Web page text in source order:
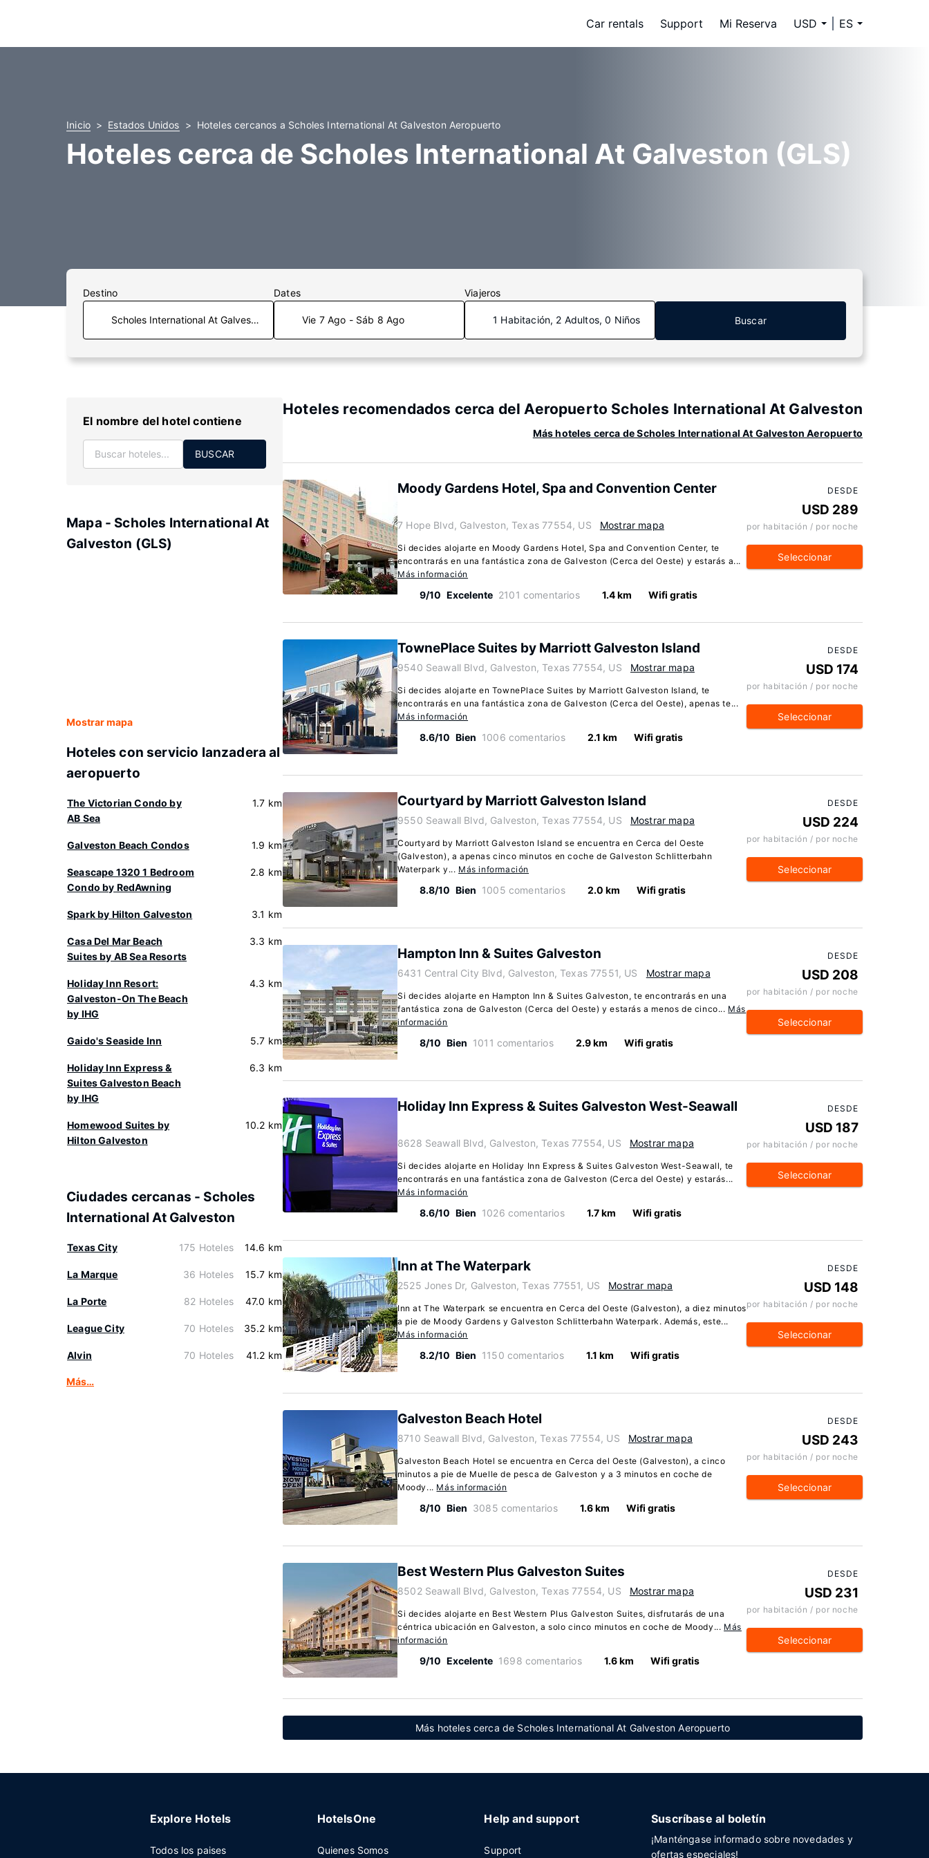
Car rentals Support Mi Reserva USD ES
Inicio Estados Unidos Hoteles cercanos a Scholes International At Galveston Aeropuerto
Hoteles cerca de Scholes International At Galveston (GLS)
Destino Dates
Vie 7 Ago - Sáb 8 Ago
Viajeros
1 Habitación, 2 Adultos, 0 Niños Buscar
El nombre del hotel contiene
BUSCAR
Mapa - Scholes International At
Galveston (GLS)
Mostrar mapa
Hoteles con servicio lanzadera al
aeropuerto
The Victorian Condo by
AB Sea
1.7 km
Galveston Beach Condos 1.9 km
Seascape 1320 1 Bedroom
Condo by RedAwning
2.8 km
Spark by Hilton Galveston 3.1 km
Casa Del Mar Beach
Suites by AB Sea Resorts
3.3 km
Holiday Inn Resort:
Galveston-On The Beach
by IHG
4.3 km
Gaido's Seaside Inn 5.7 km
Holiday Inn Express &
Suites Galveston Beach
by IHG
6.3 km
Homewood Suites by
Hilton Galveston
10.2 km
Ciudades cercanas - Scholes
International At Galveston
Texas City 175 Hoteles 14.6 km
La Marque 36 Hoteles 15.7 km
La Porte 82 Hoteles 47.0 km
League City 70 Hoteles 35.2 km
Alvin 70 Hoteles 41.2 km
Más…
Hoteles recomendados cerca del Aeropuerto Scholes International At Galveston
Más hoteles cerca de Scholes International At Galveston Aeropuerto
Moody Gardens Hotel, Spa and Convention Center
7 Hope Blvd, Galveston, Texas 77554, US Mostrar mapa
Si decides alojarte en Moody Gardens Hotel, Spa and Convention Center, te
encontrarás en una fantástica zona de Galveston (Cerca del Oeste) y estarás a...
Más información
9/10 Excelente 2101 comentarios 1.4 km Wifi gratis
DESDE
USD 289
por habitación / por noche
Seleccionar
TownePlace Suites by Marriott Galveston Island
9540 Seawall Blvd, Galveston, Texas 77554, US Mostrar mapa
Si decides alojarte en TownePlace Suites by Marriott Galveston Island, te
encontrarás en una fantástica zona de Galveston (Cerca del Oeste), apenas te...
Más información
8.6/10 Bien 1006 comentarios 2.1 km Wifi gratis
DESDE
USD 174
por habitación / por noche
Seleccionar
Courtyard by Marriott Galveston Island
9550 Seawall Blvd, Galveston, Texas 77554, US Mostrar mapa
Courtyard by Marriott Galveston Island se encuentra en Cerca del Oeste
(Galveston), a apenas cinco minutos en coche de Galveston Schlitterbahn
Waterpark y... Más información
8.8/10 Bien 1005 comentarios 2.0 km Wifi gratis
DESDE
USD 224
por habitación / por noche
Seleccionar
Hampton Inn & Suites Galveston
6431 Central City Blvd, Galveston, Texas 77551, US Mostrar mapa
Si decides alojarte en Hampton Inn & Suites Galveston, te encontrarás en una
fantástica zona de Galveston (Cerca del Oeste) y estarás a menos de cinco... Más
información
8/10 Bien 1011 comentarios 2.9 km Wifi gratis
DESDE
USD 208
por habitación / por noche
Seleccionar
Holiday Inn Express & Suites Galveston West-Seawall
8628 Seawall Blvd, Galveston, Texas 77554, US Mostrar mapa
Si decides alojarte en Holiday Inn Express & Suites Galveston West-Seawall, te
encontrarás en una fantástica zona de Galveston (Cerca del Oeste) y estarás...
Más información
8.6/10 Bien 1026 comentarios 1.7 km Wifi gratis
DESDE
USD 187
por habitación / por noche
Seleccionar
Inn at The Waterpark
2525 Jones Dr, Galveston, Texas 77551, US Mostrar mapa
Inn at The Waterpark se encuentra en Cerca del Oeste (Galveston), a diez minutos
a pie de Moody Gardens y Galveston Schlitterbahn Waterpark. Además, este...
Más información
8.2/10 Bien 1150 comentarios 1.1 km Wifi gratis
DESDE
USD 148
por habitación / por noche
Seleccionar
Galveston Beach Hotel
8710 Seawall Blvd, Galveston, Texas 77554, US Mostrar mapa
Galveston Beach Hotel se encuentra en Cerca del Oeste (Galveston), a cinco
minutos a pie de Muelle de pesca de Galveston y a 3 minutos en coche de
Moody... Más información
8/10 Bien 3085 comentarios 1.6 km Wifi gratis
DESDE
USD 243
por habitación / por noche
Seleccionar
Best Western Plus Galveston Suites
8502 Seawall Blvd, Galveston, Texas 77554, US Mostrar mapa
Si decides alojarte en Best Western Plus Galveston Suites, disfrutarás de una
céntrica ubicación en Galveston, a solo cinco minutos en coche de Moody... Más
información
9/10 Excelente 1698 comentarios 1.6 km Wifi gratis
DESDE
USD 231
por habitación / por noche
Seleccionar
Más hoteles cerca de Scholes International At Galveston Aeropuerto
Explore Hotels
Todos los paises
HotelsOne
Quienes Somos
Help and support
Support
Suscríbase al boletín
¡Manténgase informado sobre novedades y
ofertas especiales!